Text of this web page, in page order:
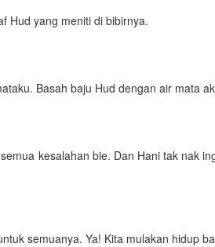
Hud yang meniti di bibirnya.
Basah baju Hud dengan air mata
kesalahan bie. Dan Hani tak nak
semuanya. Ya! Kita mulakan hidup